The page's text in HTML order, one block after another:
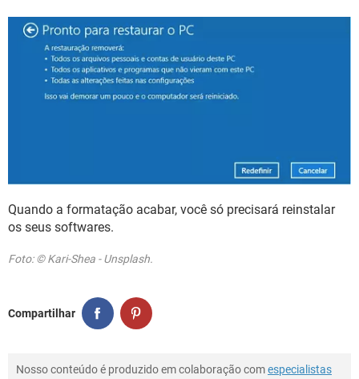
Quando a formatação acabar, você só precisará reinstalar
os seus softwares.
Foto: © Kari-Shea - Unsplash.
Compartilhar
Nosso conteúdo é produzido em colaboração comespecialistas